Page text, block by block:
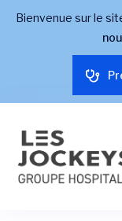
Bienvenue sur le